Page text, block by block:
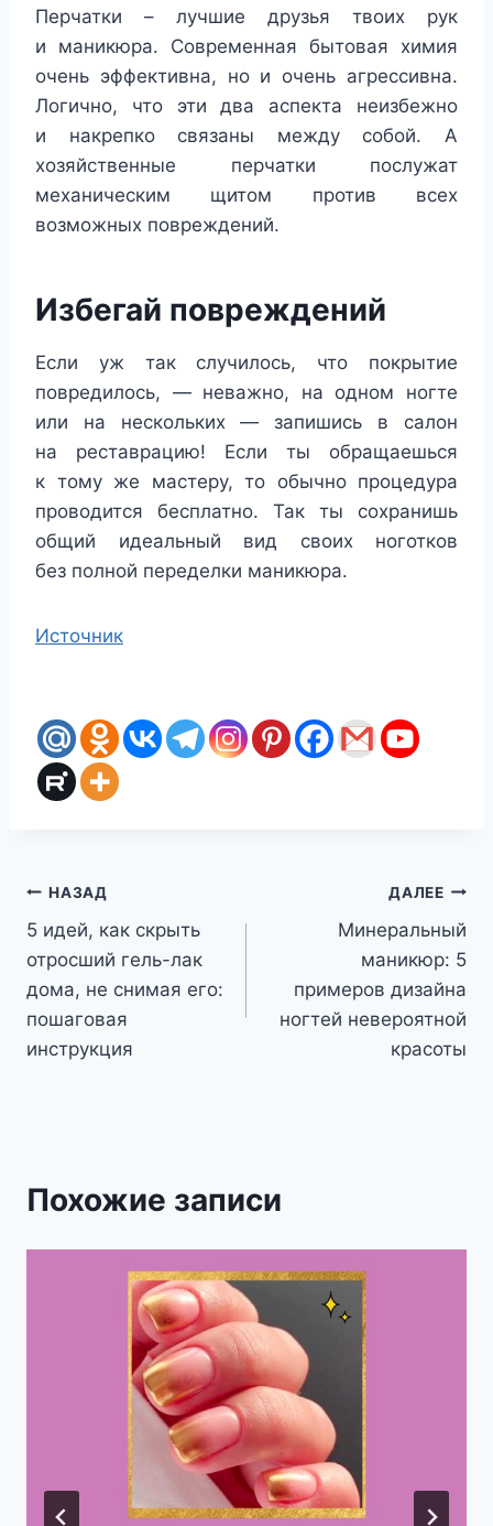
Перчатки – лучшие друзья твоих рук
и маникюра. Современная бытовая химия
очень эффективна, но и очень агрессивна.
Логично, что эти два аспекта неизбежно
и накрепко связаны между собой. А
хозяйственные перчатки послужат
механическим щитом против всех
возможных повреждений.
Избегай повреждений
Если уж так случилось, что покрытие
повредилось, — неважно, на одном ногте
или на нескольких — запишись в салон
на реставрацию! Если ты обращаешься
к тому же мастеру, то обычно процедура
проводится бесплатно. Так ты сохранишь
общий идеальный вид своих ноготков
без полной переделки маникюра.
Источник
Навигация
по
записям
НАЗАД
5 идей, как скрыть
отросший гель-лак
дома, не снимая его:
пошаговая
инструкция
ДАЛЕЕ
Минеральный
маникюр: 5
примеров дизайна
ногтей невероятной
красоты
Похожие записи